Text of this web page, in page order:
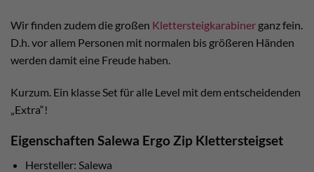
Wir finden zudem die großen Klettersteigkarabiner ganz fein.
D.h. vor allem Personen mit normalen bis größeren Händen
werden damit eine Freude haben.
Kurzum. Ein klasse Set für alle Level mit dem entscheidenden
„Extra“!
Eigenschaften Salewa Ergo Zip Klettersteigset
Hersteller: Salewa